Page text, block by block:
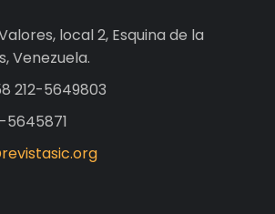
local 2, Esquina de la
Venezuela.
212-5649803
5645871